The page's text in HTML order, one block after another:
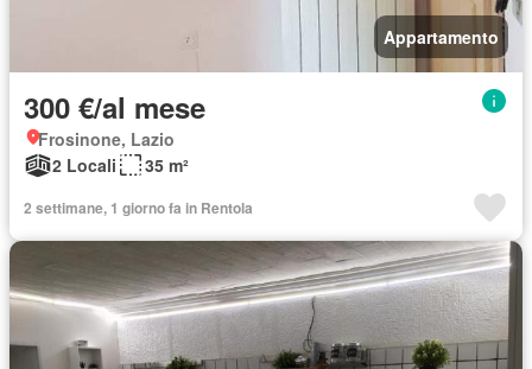
Appartamento
300 €/al mese
Frosinone, Lazio
2 Locali
35 m²
2 settimane, 1 giorno fa in Rentola